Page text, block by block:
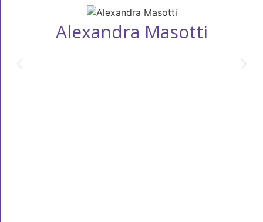
Alexandra Masotti